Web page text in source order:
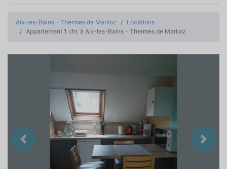
Aix-les-Bains - Thermes de Marlioz
Locations
Appartement 1 chr. à Aix-les-Bains - Thermes de Marlioz
Précedent